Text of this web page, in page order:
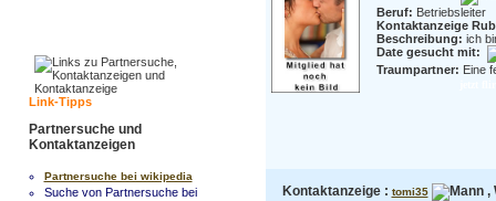
Link-Tipps
Partnersuche und
Kontaktanzeigen
Partnersuche bei wikipedia
Suche von Partnersuche bei
Beruf: Betriebsleiter
Kontaktanzeige
Beschreibung: ich
Date gesucht mit:
Traumpartner: Eine
Kontaktanzeige : tomi35 ,